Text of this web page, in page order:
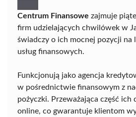
Centrum Finansowe zajmuje
firm udzielających chwilówek w
świadczy o ich mocnej pozycji na
usług finansowych.
Funkcjonują jako agencja
w pośrednictwie finansowym z
pożyczki. Przeważająca część ich
online, co gwarantuje klientom